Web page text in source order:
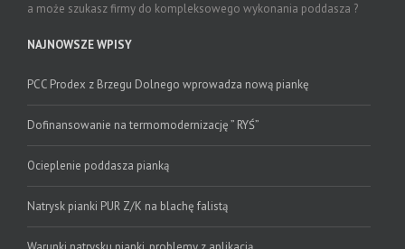
a może szukasz firmy do kompleksowego wykonania poddasza ?
NAJNOWSZE WPISY
PCC Prodex z Brzegu Dolnego wprowadza nową piankę
Dofinansowanie na termomodernizację ” RYŚ”
Ocieplenie poddasza pianką
Natrysk pianki PUR Z/K na blachę falistą